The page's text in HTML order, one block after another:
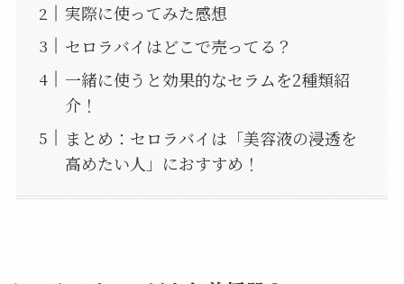
実際に使ってみた感想
セロラバイはどこで売ってる？
一緒に使うと効果的なセラムを2種類紹
介！
まとめ：セロラバイは「美容液の浸透を
高めたい人」におすすめ！